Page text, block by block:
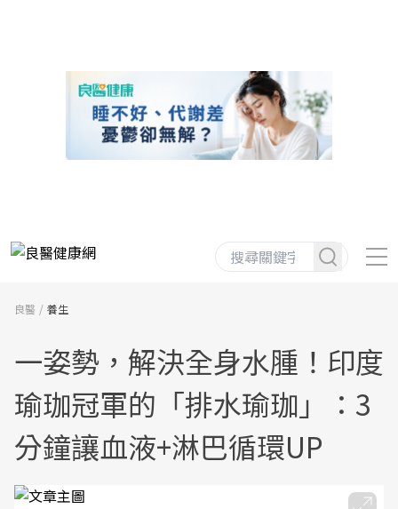
良醫 養生
一姿勢，解決全身水腫！印度
瑜珈冠軍的「排水瑜珈」：3
分鐘讓血液+淋巴循環UP